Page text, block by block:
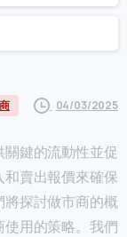
04/03/2025
鍵的流動性並促
賣出報價來確保
探討做市商的概
用的策略。我們